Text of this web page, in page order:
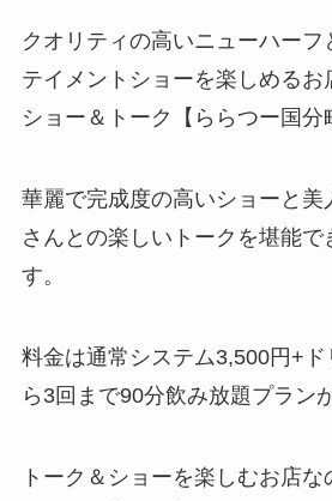
クオリティの高いニューハーフ
テイメントショーを楽しめるお
ショー＆トーク【ららつー国分
華麗で完成度の高いショーと美
さんとの楽しいトークを堪能で
す。
料金は通常システム3,500円+
ら3回まで90分飲み放題プラン
トーク＆ショーを楽しむお店